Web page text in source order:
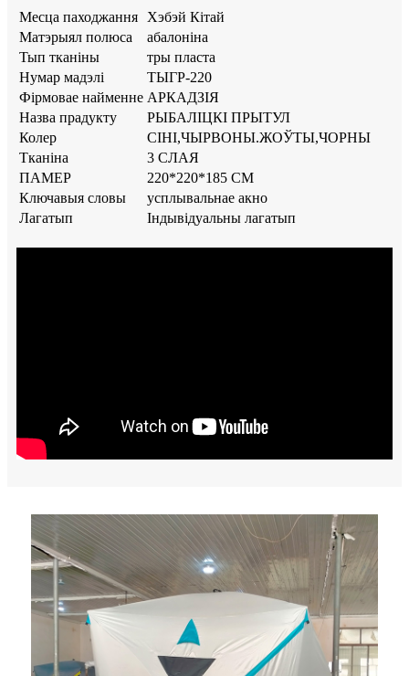
Месца паходжання
Хэбэй Кітай
Матэрыял полюса
абалоніна
Тып тканіны
тры пласта
Нумар мадэлі
ТЫГР-220
Фірмовае найменне АРКАДЗІЯ
Назва прадукту
РЫБАЛІЦКІ ПРЫТУЛ
Колер
СІНІ,ЧЫРВОНЫ.ЖОЎТЫ,ЧОРНЫ
Тканіна
3 СЛАЯ
ПАМЕР
220*220*185 СМ
Ключавыя словы
усплывальнае акно
Лагатып
Індывідуальны лагатып